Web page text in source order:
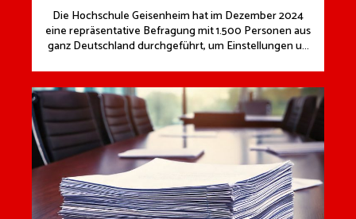
Die Hochschule Geisenheim hat im Dezember 2024
eine repräsentative Befragung mit 1.500 Personen aus
ganz Deutschland durchgeführt, um Einstellungen u...